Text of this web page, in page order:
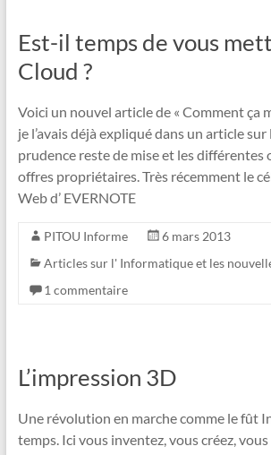
Est-il temps de vous
Cloud ?
Voici un nouvel article de « Comment ça
je l’avais déjà expliqué dans un article sur
prudence reste de mise et les différentes
offres propriétaires. Très récemment le
Web d’ EVERNOTE
PITOU Informe
6 mars 2013
Articles sur l' Informatique et les
1 commentaire
L’impression 3D
Une révolution en marche comme le fût
temps. Ici vous inventez, vous créez,